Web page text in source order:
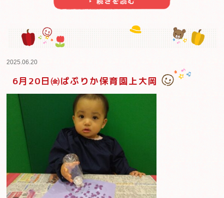
ぱぷりか保育園 平塚です。 平塚園では職員のお勧めの
に紹介し、子どもたちに読み聞かせを行っています。６
ふりくまのこ」を選びました。 新しい絵本を見るとパー
きらきら目を輝かせてそう嬉しそうな子どもたち！ 「こ
な？」と尋ねると、「しってる～！」「うん！」と大き
ってきました。 絵本 ...